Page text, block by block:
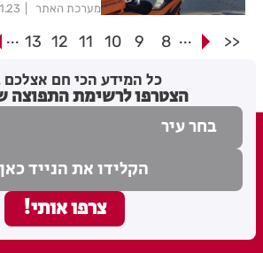
מערכת האתר
<<
...
8
9
10
11
12
13
...
כל המידע הכי חם אצלכם
הצטרפו לרשימת התפוצה